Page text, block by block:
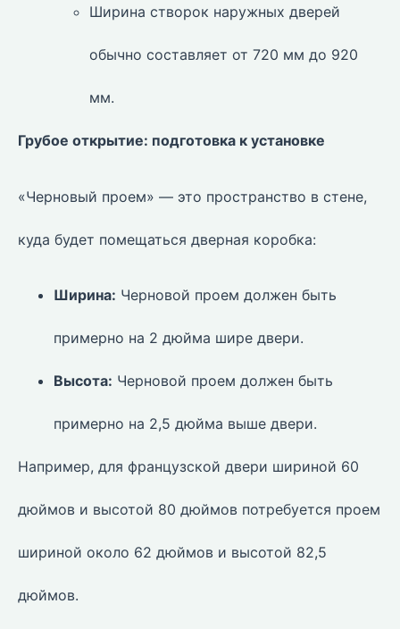
Ширина створок наружных дверей
обычно составляет от 720 мм до 920
мм.
Грубое открытие: подготовка к установке
«Черновый проем» — это пространство в стене,
куда будет помещаться дверная коробка:
Ширина: Черновой проем должен быть
примерно на 2 дюйма шире двери.
Высота: Черновой проем должен быть
примерно на 2,5 дюйма выше двери.
Например, для французской двери шириной 60
дюймов и высотой 80 дюймов потребуется проем
шириной около 62 дюймов и высотой 82,5
дюймов.